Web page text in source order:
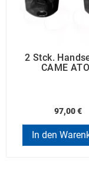
2 Stck.
CAME
97,00 €
In den